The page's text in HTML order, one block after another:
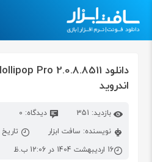
اندروید
بازدید: 351
دیدگاه: 0
نویسنده: سافت ابزار
تاریخ
16 اردیبهشت 1404 در 12:06 ب.ظ